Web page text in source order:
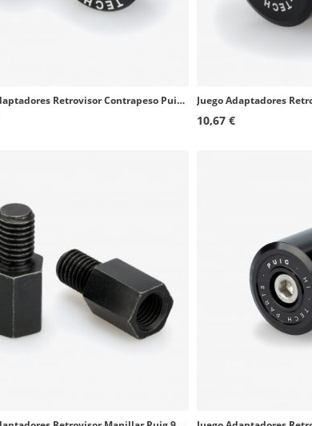
Juego Adaptadores Retrovisor Contrapeso Puig 9990Nx2 BMW R1200 R
10,67 €